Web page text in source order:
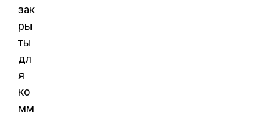
зак
ры
ты
дл
я
ко
мм